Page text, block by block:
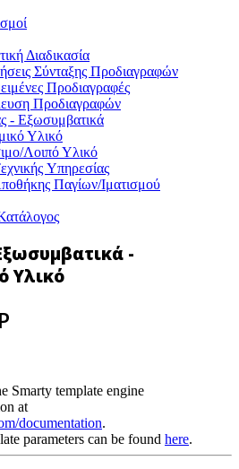
Διαδικασία
Σύνταξης Προδιαγραφών
Προδιαγραφές
Προδιαγραφών
- Εξωσυμβατικά
Υλικό
Λοιπό Υλικό
Yπηρεσίας
Παγίων/Ιματισμού
-
Υλικό
Smarty template engine
at
documentation.
parameters can be found here.